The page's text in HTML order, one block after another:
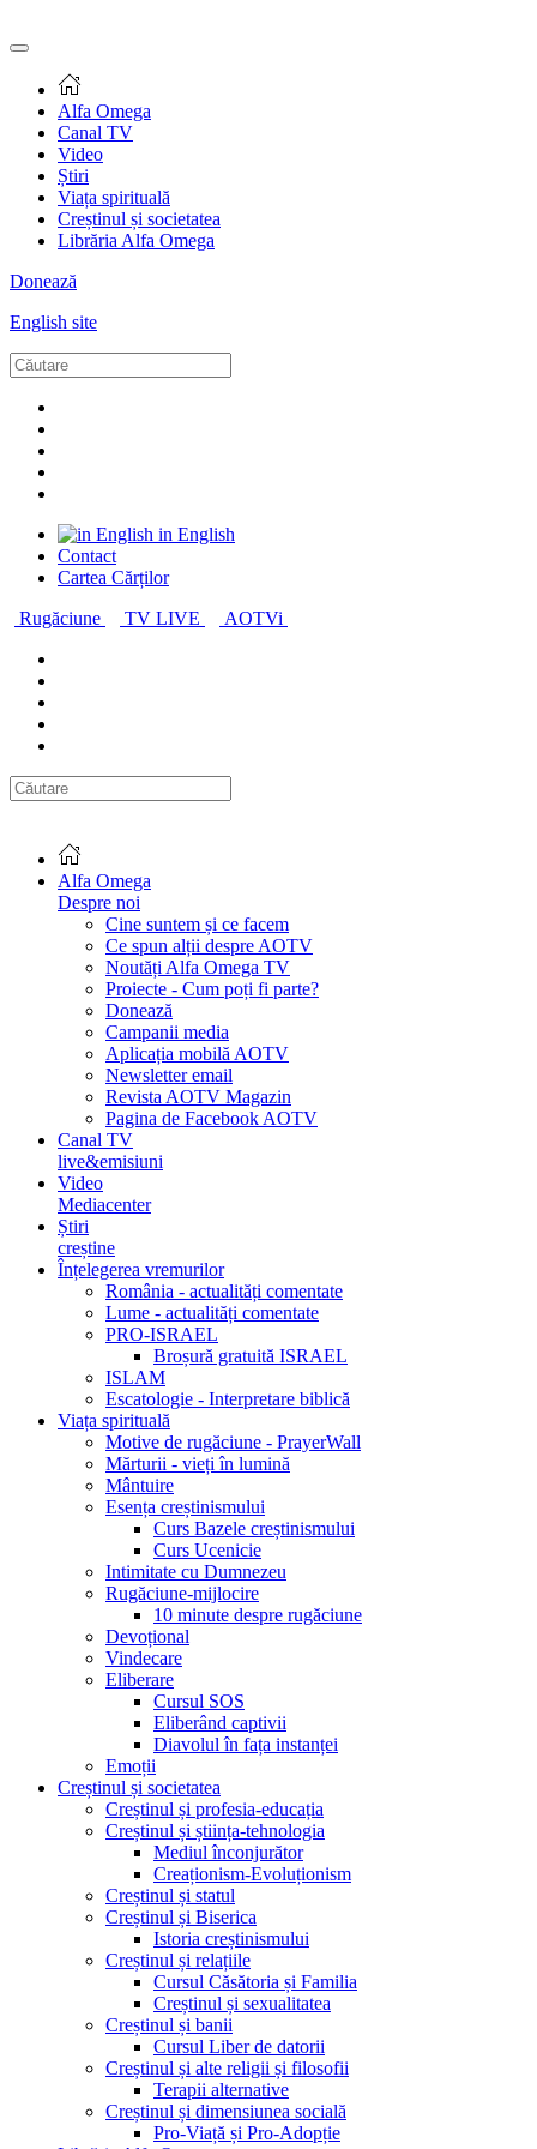
Alfa Omega
Canal TV
Video
Știri
Viața spirituală
Creștinul și societatea
Librăria Alfa Omega
Donează
English site
in English
Contact
Cartea Cărților
Rugăciune
TV LIVE AOTVi
Alfa Omega
Despre noi
Cine suntem și ce facem
Ce spun alții despre AOTV
Noutăți Alfa Omega TV
Proiecte - Cum poți fi parte?
Donează
Campanii media
Aplicația mobilă AOTV
Newsletter email
Revista AOTV Magazin
Pagina de Facebook AOTV
Canal TV
live&emisiuni
Video
Mediacenter
Știri
creștine
Înțelegerea vremurilor
România - actualități comentate
Lume - actualități comentate
PRO-ISRAEL
Broșură gratuită ISRAEL
ISLAM
Escatologie - Interpretare biblică
Viața spirituală
Motive de rugăciune - PrayerWall
Mărturii - vieți în lumină
Mântuire
Esența creștinismului
Curs Bazele creștinismului
Curs Ucenicie
Intimitate cu Dumnezeu
Rugăciune-mijlocire
10 minute despre rugăciune
Devoțional
Vindecare
Eliberare
Cursul SOS
Eliberând captivii
Diavolul în fața instanței
Emoții
Creștinul și societatea
Creștinul și profesia-educația
Creștinul și știința-tehnologia
Mediul înconjurător
Creaționism-Evoluționism
Creștinul și statul
Creștinul și Biserica
Istoria creștinismului
Creștinul și relațiile
Cursul Căsătoria și Familia
Creștinul și sexualitatea
Creștinul și banii
Cursul Liber de datorii
Creștinul și alte religii și filosofii
Terapii alternative
Creștinul și dimensiunea socială
Pro-Viață și Pro-Adopție